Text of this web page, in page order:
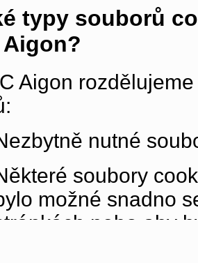
typy souborů
Aigon?
Aigon
nutné
soubory
možné snadno
nebo aby